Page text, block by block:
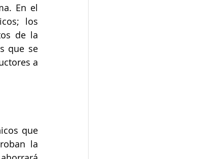
En el
los
de la
que se
a
que
la